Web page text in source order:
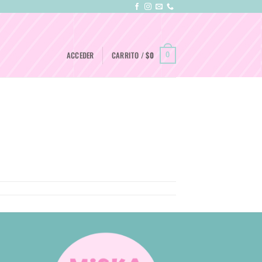
ACCEDER CARRITO /$0 0